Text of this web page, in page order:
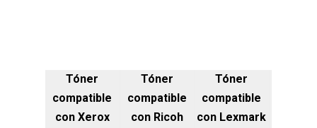
Tóner
compatible
con Xerox
Tóner
compatible
con Ricoh
Tóner
compatible
con Lexmark